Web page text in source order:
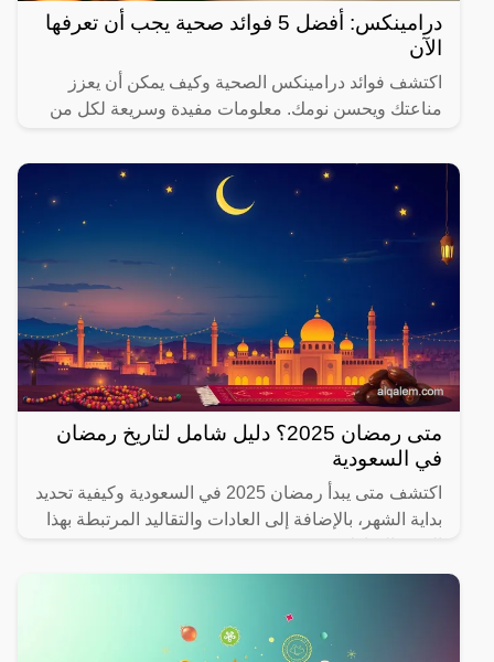
درامينكس: أفضل 5 فوائد صحية يجب أن تعرفها
الآن
اكتشف فوائد درامينكس الصحية وكيف يمكن أن يعزز
مناعتك ويحسن نومك. معلومات مفيدة وسريعة لكل من
متى رمضان 2025؟ دليل شامل لتاريخ رمضان
في السعودية
اكتشف متى يبدأ رمضان 2025 في السعودية وكيفية تحديد
بداية الشهر، بالإضافة إلى العادات والتقاليد المرتبطة بهذا